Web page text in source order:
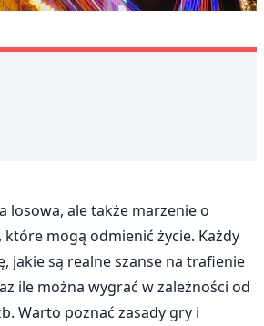
losowa, ale także marzenie o
mogą odmienić życie. Każdy
jakie są realne szanse na trafienie
ile można wygrać w zależności od
Warto poznać zasady gry i